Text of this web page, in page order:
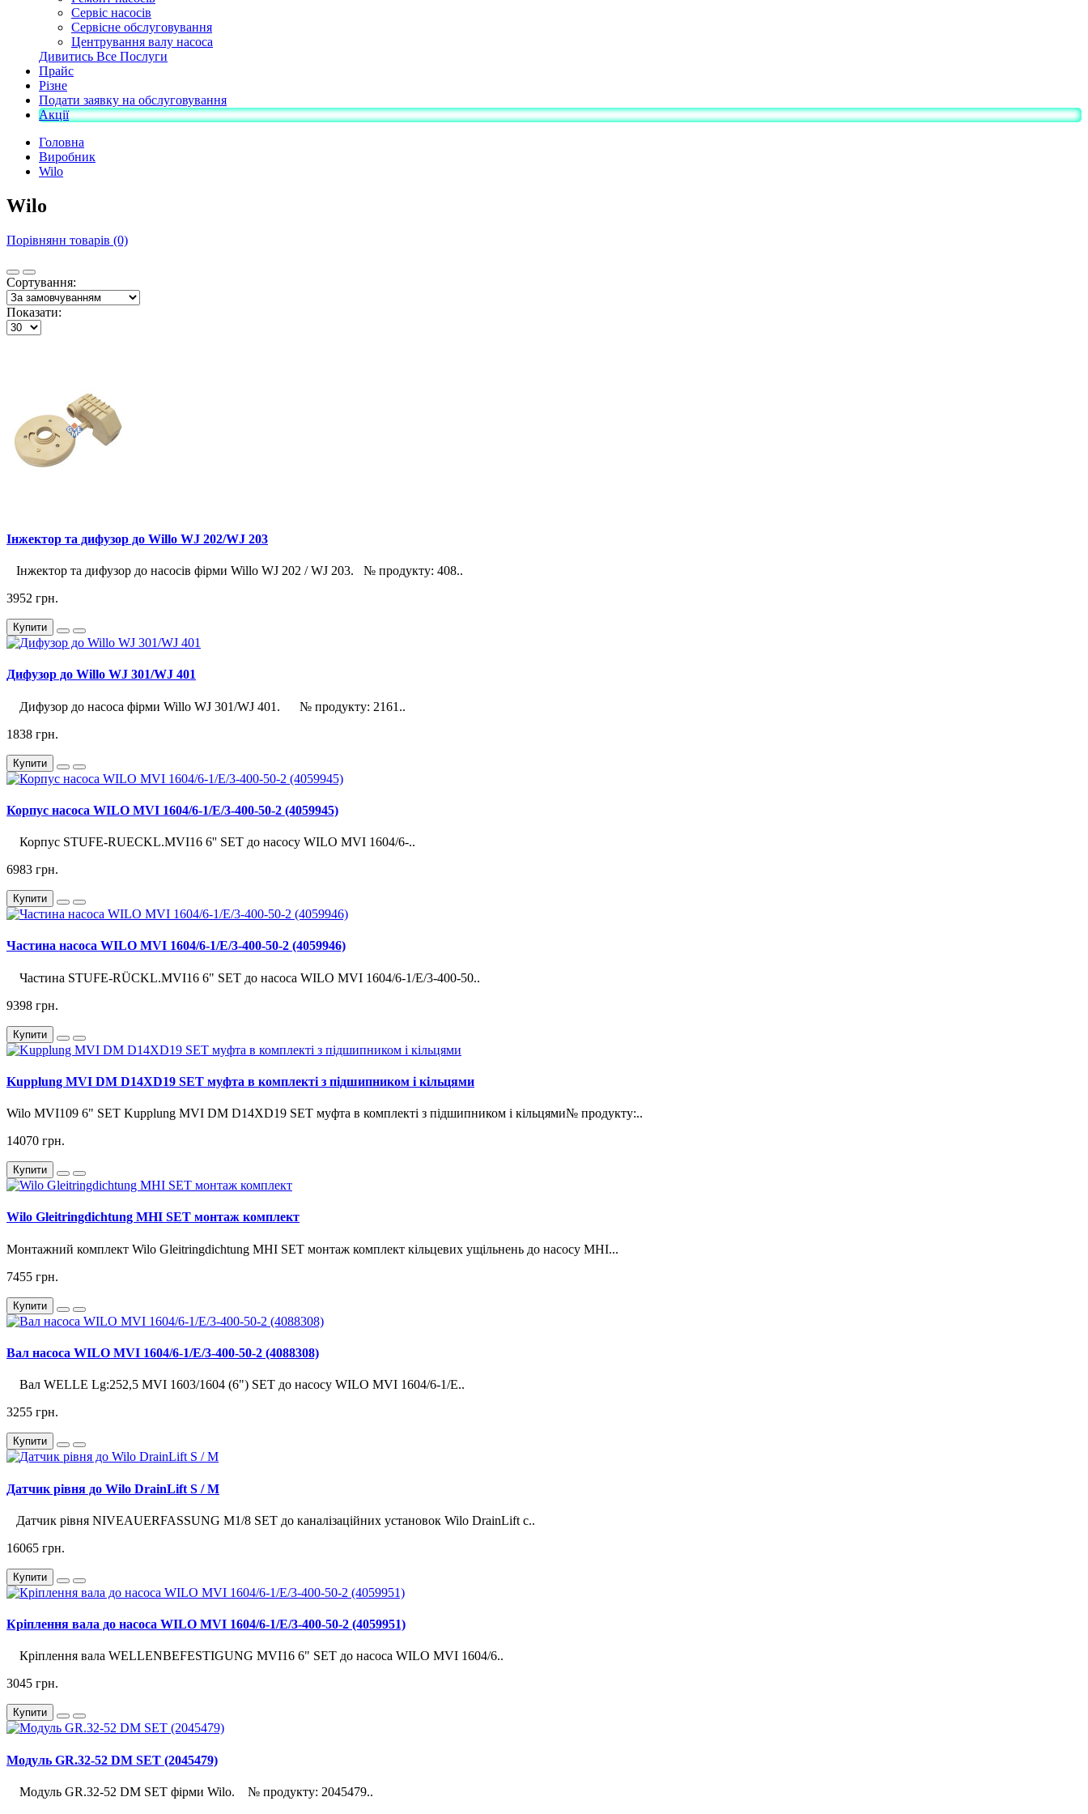
Сервіс насосів
Сервісне обслуговування
Центрування валу насоса
Дивитись Все Послуги
Прайс
Різне
Подати заявку на обслуговування
Акції
Головна
Виробник
Wilo
Wilo
Порівнянн товарів (0)
Сортування:
Показати:
Інжектор та дифузор до Willo WJ 202/WJ 203
Інжектор та дифузор до насосів фірми Willo WJ 202 / WJ 203. № продукту: 408..
3952 грн.
Купити
Дифузор до Willo WJ 301/WJ 401
Дифузор до насоса фірми Willo WJ 301/WJ 401. № продукту: 2161..
1838 грн.
Купити
Корпус насоса WILO MVI 1604/6-1/E/3-400-50-2 (4059945)
Корпус STUFE-RUECKL.MVI16 6'' SET до насосу WILO MVI 1604/6-..
6983 грн.
Купити
Частина насоса WILO MVI 1604/6-1/E/3-400-50-2 (4059946)
Частина STUFE-RÜCKL.MVI16 6" SET до насоса WILO MVI 1604/6-1/E/3-400-50..
9398 грн.
Купити
Kupplung MVI DM D14XD19 SET муфта в комплекті з підшипником і кільцями
Wilo MVI109 6" SET Kupplung MVI DM D14XD19 SET муфта в комплекті з підшипником і кільцями№ продукту:..
14070 грн.
Купити
Wilo Gleitringdichtung MHI SET монтаж комплект
Монтажний комплект Wilo Gleitringdichtung MHI SET монтаж комплект кільцевих ущільнень до насосу MHI...
7455 грн.
Купити
Вал насоса WILO MVI 1604/6-1/E/3-400-50-2 (4088308)
Вал WELLE Lg:252,5 MVI 1603/1604 (6") SET до насосу WILO MVI 1604/6-1/E..
3255 грн.
Купити
Датчик рівня до Wilo DrainLift S / М
Датчик рівня NIVEAUERFASSUNG M1/8 SET до каналізаційних установок Wilo DrainLift с..
16065 грн.
Купити
Кріплення вала до насоса WILO MVI 1604/6-1/E/3-400-50-2 (4059951)
Кріплення вала WELLENBEFESTIGUNG MVI16 6" SET до насоса WILO MVI 1604/6..
3045 грн.
Купити
Модуль GR.32-52 DM SET (2045479)
Модуль GR.32-52 DM SET фірми Wilo. № продукту: 2045479..